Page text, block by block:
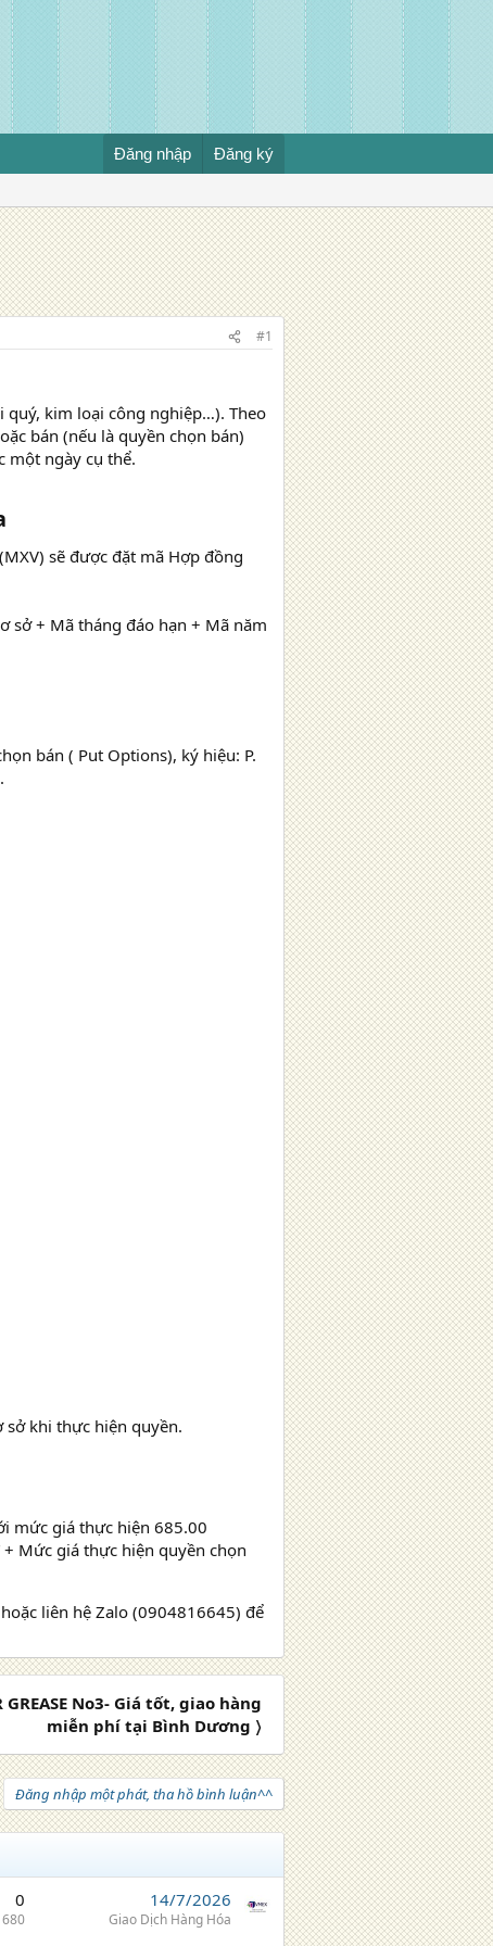
Đăng nhập Đăng ký
#1
quý, kim loại công nghiệp…). Theo
bán (nếu là quyền chọn bán)
một ngày cụ thể.
sẽ được đặt mã Hợp đồng
sở + Mã tháng đáo hạn + Mã năm
bán ( Put Options), ký hiệu: P.
khi thực hiện quyền.
mức giá thực hiện 685.00
+ Mức giá thực hiện quyền chọn
liên hệ Zalo (0904816645) để
No3- Giá tốt, giao hàng
miễn phí tại Bình Dương 〉
Đăng nhập một phát, tha hồ bình luận^^
0
680
14/7/2026
Giao Dịch Hàng Hóa